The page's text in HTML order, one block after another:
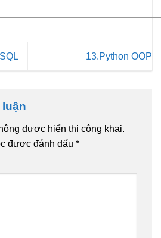
13.Python OOP
được hiển thị công khai.
được đánh dấu *